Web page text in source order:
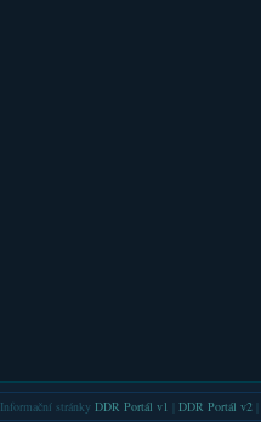
Informační stránky DDR Portál v1 DDR Portál v2|